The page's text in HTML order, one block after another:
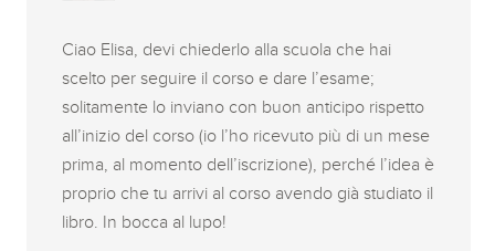
Ciao Elisa, devi chiederlo alla scuola che hai
scelto per seguire il corso e dare l’esame;
solitamente lo inviano con buon anticipo rispetto
all’inizio del corso (io l’ho ricevuto più di un mese
prima, al momento dell’iscrizione), perché l’idea è
proprio che tu arrivi al corso avendo già studiato il
libro. In bocca al lupo!